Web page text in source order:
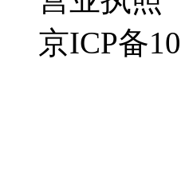
京ICP备